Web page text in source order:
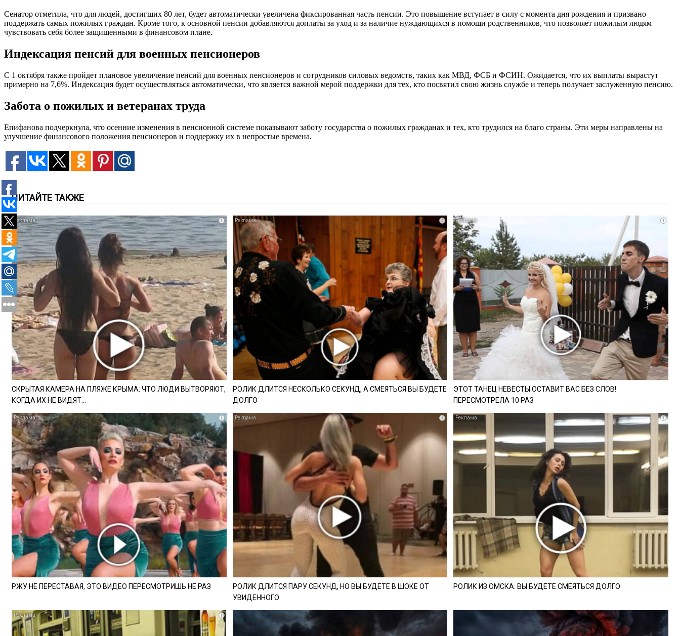
Сенатор отметила, что для людей, достигших 80 лет, будет автоматически увеличена фиксированная часть пенсии. Это повышение вступает в силу с момента дня рождения и призвано
поддержать самых пожилых граждан. Кроме того, к основной пенсии добавляются доплаты за уход и за наличие нуждающихся в помощи родственников, что позволяет пожилым людям
чувствовать себя более защищенными в финансовом плане.
Индексация пенсий для военных пенсионеров
С 1 октября также пройдет плановое увеличение пенсий для военных пенсионеров и сотрудников силовых ведомств, таких как МВД, ФСБ и ФСИН. Ожидается, что их выплаты вырастут
примерно на 7,6%. Индексация будет осуществляться автоматически, что является важной мерой поддержки для тех, кто посвятил свою жизнь службе и теперь получает заслуженную пенсию.
Забота о пожилых и ветеранах труда
Епифанова подчеркнула, что осенние изменения в пенсионной системе показывают заботу государства о пожилых гражданах и тех, кто трудился на благо страны. Эти меры направлены на
улучшение финансового положения пенсионеров и поддержку их в непростые времена.
ЧИТАЙТЕ ТАКЖЕ
i
СКРЫТАЯ КАМЕРА НА ПЛЯЖЕ КРЫМА: ЧТО ЛЮДИ ВЫТВОРЯЮТ,
КОГДА ИХ НЕ ВИДЯТ...
i
РОЛИК ДЛИТСЯ НЕСКОЛЬКО СЕКУНД, А СМЕЯТЬСЯ ВЫ БУДЕТЕ
ДОЛГО
i
ЭТОТ ТАНЕЦ НЕВЕСТЫ ОСТАВИТ ВАС БЕЗ СЛОВ!
ПЕРЕСМОТРЕЛА 10 РАЗ
i
РЖУ НЕ ПЕРЕСТАВАЯ, ЭТО ВИДЕО ПЕРЕСМОТРИШЬ НЕ РАЗ
i
РОЛИК ДЛИТСЯ ПАРУ СЕКУНД, НО ВЫ БУДЕТЕ В ШОКЕ ОТ
УВИДЕННОГО
i
РОЛИК ИЗ ОМСКА: ВЫ БУДЕТЕ СМЕЯТЬСЯ ДОЛГО
i